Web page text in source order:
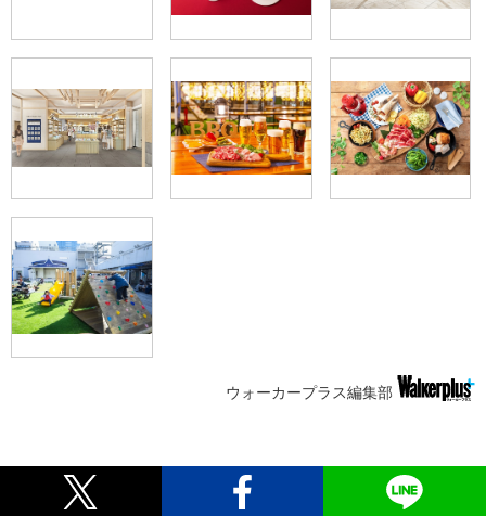
ウォーカープラス編集部